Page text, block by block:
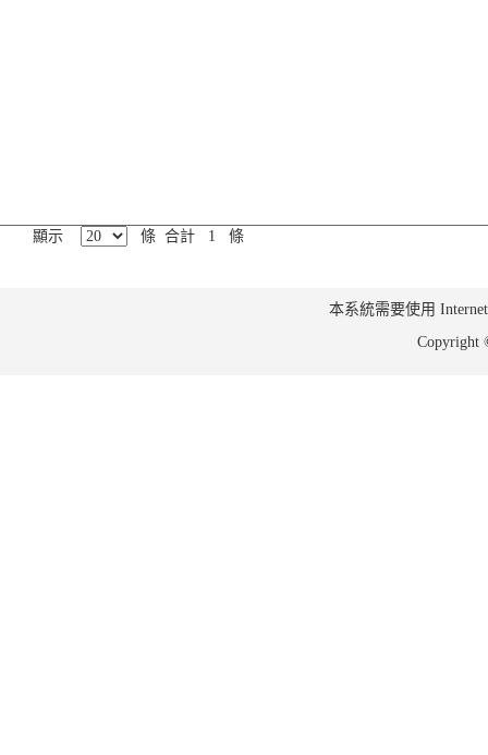
顯示 條 合計 1 條
本系統需要使用
Copyright